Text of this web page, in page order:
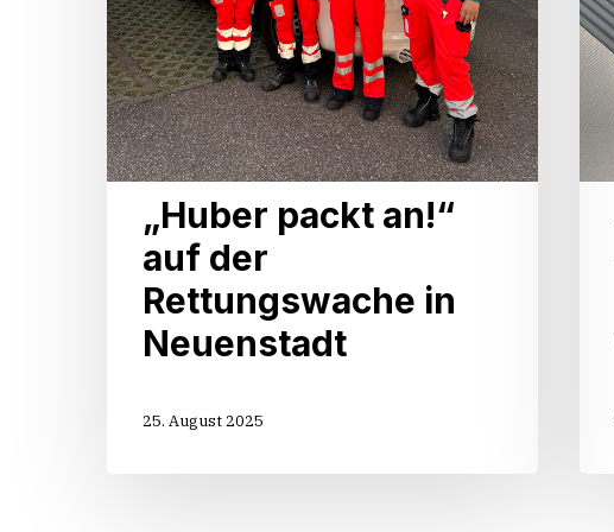
„Huber packt an!“
auf der
Rettungswache in
Neuenstadt
25. August 2025